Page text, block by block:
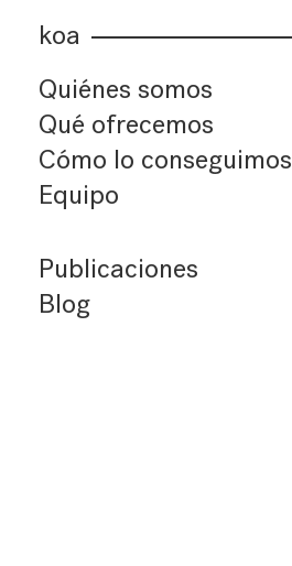
koa
Quiénes somos
Qué ofrecemos
Cómo lo conseguimos
Equipo
Publicaciones
Blog